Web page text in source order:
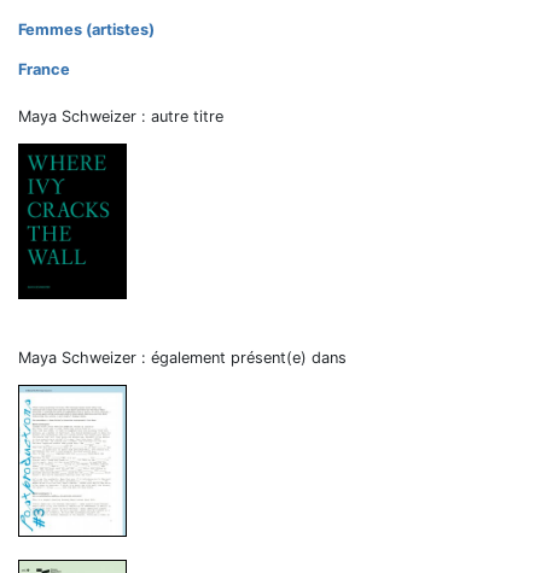
Femmes (artistes)
France
Maya Schweizer : autre titre
Maya Schweizer : également présent(e) dans